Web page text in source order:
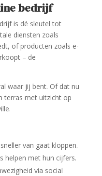
bedrijf
is dé sleutel tot
diensten zoals
of producten zoals e-
– de
waar jij bent. Of dat nu
terras met uitzicht op
van gaat kloppen.
helpen met hun cijfers.
via social